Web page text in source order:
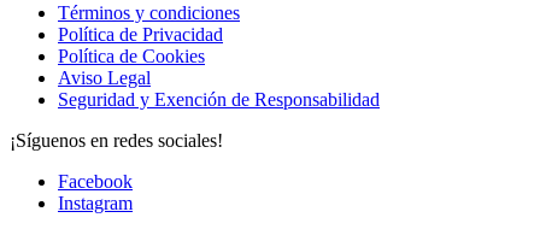
Términos y condiciones
Política de Privacidad
Política de Cookies
Aviso Legal
Seguridad y Exención de Responsabilidad
¡Síguenos en redes sociales!
Facebook
Instagram